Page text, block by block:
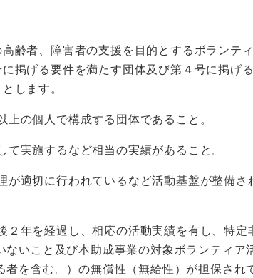
齢者、障害者の支援を目的とするボランテ
掲げる要件を満たす団体及び第４号に掲げ
します。
の個人で構成する団体であること。
実施するなど相当の実績があること。
が適切に行われているなど活動基盤が整備さ
２年を経過し、相応の活動実績を有し、特定
いこと及び本助成事業の対象ボランティア
を含む。）の無償性（無給性）が担保され